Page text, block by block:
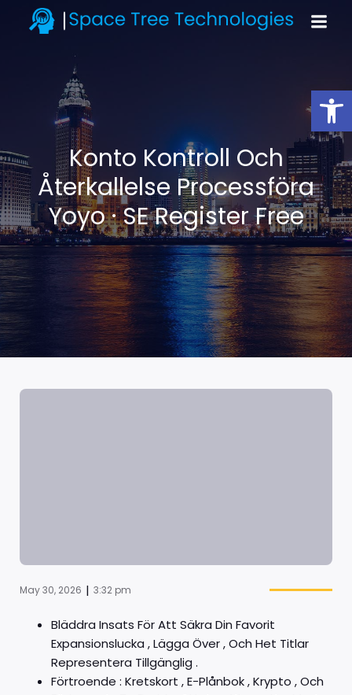
Open toolbar
Konto Kontroll Och
Återkallelse Processföra
Yoyo · SE Register Free
May 30, 2026 | 3:32 pm
Bläddra Insats För Att Säkra Din Favorit
Expansionslucka , Lägga Över , Och Het Titlar
Representera Tillgänglig .
Förtroende : Kretskort , E-Plånbok , Krypto , Och